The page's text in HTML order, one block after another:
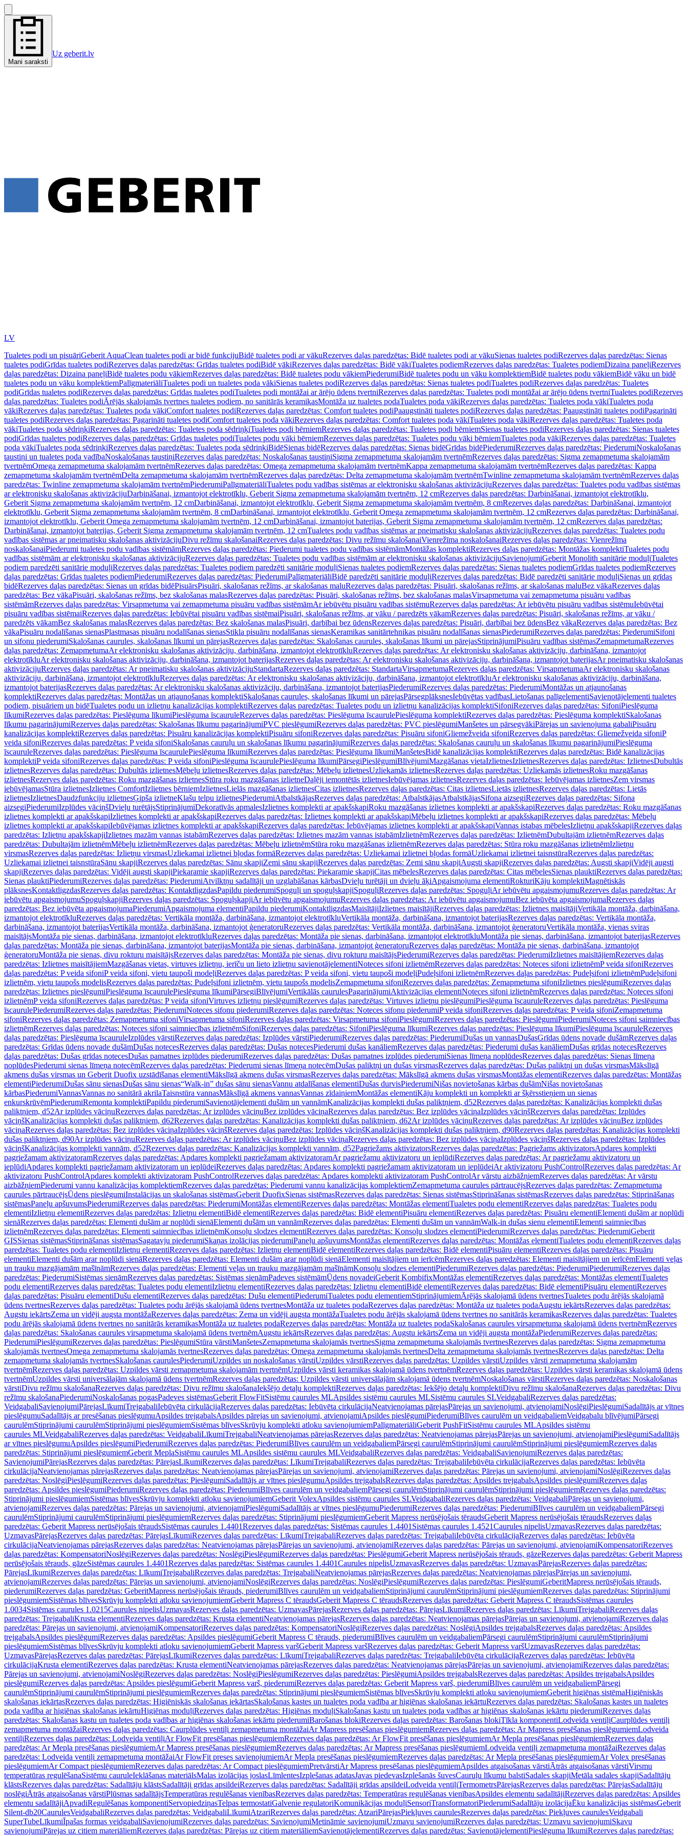
Mani saraksti
Uz geberit.lv
LV
Tualetes podi un pisuāriGeberit AquaClean tualetes podi ar bidē funkcijuBidē tualetes podi ar vākuRezerves daļas paredzētas: Bidē tualetes podi ar vākuSienas tualetes podiRezerves daļas paredzētas: Sienas
tualetes podiGrīdas tualetes podiRezerves daļas paredzētas: Grīdas tualetes podiBidē vākiRezerves daļas paredzētas: Bidē vākiTualetes podiemRezerves daļas paredzētas: Tualetes podiemDizaina paneļiRezerves
daļas paredzētas: Dizaina paneļiBidē tualetes podu vākiemRezerves daļas paredzētas: Bidē tualetes podu vākiemPiederumiBidē tualetes podu un vāku komplektiemBidē tualetes podu vākiemBidē vāku un bidē
tualetes podu un vāku komplektiemPalīgmateriāliTualetes podi un tualetes poda vākiSienas tualetes podiRezerves daļas paredzētas: Sienas tualetes podiTualetes podiRezerves daļas paredzētas: Tualetes
podiGrīdas tualetes podiRezerves daļas paredzētas: Grīdas tualetes podiTualetes podi montāžai ar ārējo ūdens tvertniRezerves daļas paredzētas: Tualetes podi montāžai ar ārējo ūdens tvertniTualetes podiRezerves
daļas paredzētas: Tualetes podiĀrējās skalojamās tvertnes tualetes podiem, no sanitārās keramikasMontāža uz tualetes podaTualetes poda vākiRezerves daļas paredzētas: Tualetes poda vākiTualetes poda
vākiRezerves daļas paredzētas: Tualetes poda vākiComfort tualetes podiRezerves daļas paredzētas: Comfort tualetes podiPaaugstināti tualetes podiRezerves daļas paredzētas: Paaugstināti tualetes podiPagarināti
tualetes podiRezerves daļas paredzētas: Pagarināti tualetes podiComfort tualetes poda vākiRezerves daļas paredzētas: Comfort tualetes poda vākiTualetes poda vākiRezerves daļas paredzētas: Tualetes poda
vākiTualetes poda sēdriņķiRezerves daļas paredzētas: Tualetes poda sēdriņķiTualetes podi bērniemRezerves daļas paredzētas: Tualetes podi bērniemSienas tualetes podiRezerves daļas paredzētas: Sienas tualetes
podiGrīdas tualetes podiRezerves daļas paredzētas: Grīdas tualetes podiTualetes podu vāki bērniemRezerves daļas paredzētas: Tualetes podu vāki bērniemTualetes poda vākiRezerves daļas paredzētas: Tualetes
poda vākiTualetes poda sēdriņķiRezerves daļas paredzētas: Tualetes poda sēdriņķiBidēSienas bidēRezerves daļas paredzētas: Sienas bidēGrīdas bidēPiederumiRezerves daļas paredzētas: PiederumiNoskalošanas
taustiņi un tualetes poda vadībaNoskalošanas taustiņiRezerves daļas paredzētas: Noskalošanas taustiņiSigma zemapmetuma skalojamām tvertnēmRezerves daļas paredzētas: Sigma zemapmetuma skalojamām
tvertnēmOmega zemapmetuma skalojamām tvertnēmRezerves daļas paredzētas: Omega zemapmetuma skalojamām tvertnēmKappa zemapmetuma skalojamām tvertnēmRezerves daļas paredzētas: Kappa
zemapmetuma skalojamām tvertnēmDelta zemapmetuma skalojamām tvertnēmRezerves daļas paredzētas: Delta zemapmetuma skalojamām tvertnēmTwinline zemapmetuma skalojamām tvertnēmRezerves daļas
paredzētas: Twinline zemapmetuma skalojamām tvertnēmPiederumiPalīgmateriāliTualetes podu vadības sistēmas ar elektronisku skalošanas aktivizācijuRezerves daļas paredzētas: Tualetes podu vadības sistēmas
ar elektronisku skalošanas aktivizācijuDarbināšanai, izmantojot elektrotīklu, Geberit Sigma zemapmetuma skalojamām tvertnēm, 12 cmRezerves daļas paredzētas: Darbināšanai, izmantojot elektrotīklu,
Geberit Sigma zemapmetuma skalojamām tvertnēm, 12 cmDarbināšanai, izmantojot elektrotīklu, Geberit Sigma zemapmetuma skalojamām tvertnēm, 8 cmRezerves daļas paredzētas: Darbināšanai, izmantojot
elektrotīklu, Geberit Sigma zemapmetuma skalojamām tvertnēm, 8 cmDarbināšanai, izmantojot elektrotīklu, Geberit Omega zemapmetuma skalojamām tvertnēm, 12 cmRezerves daļas paredzētas: Darbināšanai,
izmantojot elektrotīklu, Geberit Omega zemapmetuma skalojamām tvertnēm, 12 cmDarbināšanai, izmantojot baterijas, Geberit Sigma zemapmetuma skalojamām tvertnēm, 12 cmRezerves daļas paredzētas:
Darbināšanai, izmantojot baterijas, Geberit Sigma zemapmetuma skalojamām tvertnēm, 12 cmTualetes podu vadības sistēmas ar pneimatisku skalošanas aktivizācijuRezerves daļas paredzētas: Tualetes podu
vadības sistēmas ar pneimatisku skalošanas aktivizācijuDivu režīmu skalošanaiRezerves daļas paredzētas: Divu režīmu skalošanaiVienrežīma noskalošanaiRezerves daļas paredzētas: Vienrežīma
noskalošanaiPiederumi tualetes podu vadības sistēmāmRezerves daļas paredzētas: Piederumi tualetes podu vadības sistēmāmMontāžas komplektiRezerves daļas paredzētas: Montāžas komplektiTualetes podu
vadības sistēmām ar elektronisku skalošanas aktivizācijuRezerves daļas paredzētas: Tualetes podu vadības sistēmām ar elektronisku skalošanas aktivizācijuSavienojumiGeberit Monolith sanitārie moduļiTualetes
podiem paredzēti sanitārie moduļiRezerves daļas paredzētas: Tualetes podiem paredzēti sanitārie moduļiSienas tualetes podiemRezerves daļas paredzētas: Sienas tualetes podiemGrīdas tualetes podiemRezerves
daļas paredzētas: Grīdas tualetes podiemPiederumiRezerves daļas paredzētas: PiederumiPalīgmateriāliBidē paredzēti sanitārie moduļiRezerves daļas paredzētas: Bidē paredzēti sanitārie moduļiSienas un grīdas
bidēRezerves daļas paredzētas: Sienas un grīdas bidēPisuārsPisuāri, skalošanas režīms, ar skalošanas maluRezerves daļas paredzētas: Pisuāri, skalošanas režīms, ar skalošanas maluBez vākaRezerves daļas
paredzētas: Bez vākaPisuāri, skalošanas režīms, bez skalošanas malasRezerves daļas paredzētas: Pisuāri, skalošanas režīms, bez skalošanas malasVirsapmetuma vai zemapmetuma pisuāru vadības
sistēmāmRezerves daļas paredzētas: Virsapmetuma vai zemapmetuma pisuāru vadības sistēmāmAr iebūvētu pisuāru vadības sistēmuRezerves daļas paredzētas: Ar iebūvētu pisuāru vadības sistēmuIebūvētai
pisuāru vadības sistēmaiRezerves daļas paredzētas: Iebūvētai pisuāru vadības sistēmaiPisuāri, skalošanas režīms, ar vāku / paredzēts vākamRezerves daļas paredzētas: Pisuāri, skalošanas režīms, ar vāku /
paredzēts vākamBez skalošanas malasRezerves daļas paredzētas: Bez skalošanas malasPisuāri, darbībai bez ūdensRezerves daļas paredzētas: Pisuāri, darbībai bez ūdensBez vākaRezerves daļas paredzētas: Bez
vākaPisuāru nodalīšanas sienasPlastmasas pisuāru nodalīšanas sienasStikla pisuāru nodalīšanas sienasKeramikas sanitārtehnikas pisuāru nodalīšanas sienasPiederumiRezerves daļas paredzētas: PiederumiSifoni
un sifonu piederumiSkalošanas caurules, skalošanas līkumi un pārejasRezerves daļas paredzētas: Skalošanas caurules, skalošanas līkumi un pārejasStiprinājumiPisuāru vadības sistēmasZemapmetumaRezerves
daļas paredzētas: ZemapmetumaAr elektronisku skalošanas aktivizāciju, darbināšana, izmantojot elektrotīkluRezerves daļas paredzētas: Ar elektronisku skalošanas aktivizāciju, darbināšana, izmantojot
elektrotīkluAr elektronisku skalošanas aktivizāciju, darbināšana, izmantojot baterijasRezerves daļas paredzētas: Ar elektronisku skalošanas aktivizāciju, darbināšana, izmantojot baterijasAr pneimatisku skalošanas
aktivizācijuRezerves daļas paredzētas: Ar pneimatisku skalošanas aktivizācijuStandartaRezerves daļas paredzētas: StandartaVirsapmetumaRezerves daļas paredzētas: VirsapmetumaAr elektronisku skalošanas
aktivizāciju, darbināšana, izmantojot elektrotīkluRezerves daļas paredzētas: Ar elektronisku skalošanas aktivizāciju, darbināšana, izmantojot elektrotīkluAr elektronisku skalošanas aktivizāciju, darbināšana,
izmantojot baterijasRezerves daļas paredzētas: Ar elektronisku skalošanas aktivizāciju, darbināšana, izmantojot baterijasPiederumiRezerves daļas paredzētas: PiederumiMontāžas un atjaunošanas
komplektiRezerves daļas paredzētas: Montāžas un atjaunošanas komplektiSkalošanas caurules, skalošanas līkumi un pārejasPārsegplāksnesIebūvētas vadībasLietošanas palīgelementiSavienotājelementi tualetes
podiem, pisuāriem un bidēTualetes podu un izlietņu kanalizācijas komplektiRezerves daļas paredzētas: Tualetes podu un izlietņu kanalizācijas komplektiSifoniRezerves daļas paredzētas: SifoniPieslēguma
līkumiRezerves daļas paredzētas: Pieslēguma līkumiPieslēguma īscauruleRezerves daļas paredzētas: Pieslēguma īscaurulePieslēguma komplektiRezerves daļas paredzētas: Pieslēguma komplektiSkalošanas
līkumu pagarinājumiRezerves daļas paredzētas: Skalošanas līkumu pagarinājumiPVC pieslēgumiRezerves daļas paredzētas: PVC pieslēgumiManšetes un pārsegvākiPārejas un savienojuma gabaliPisuāru
kanalizācijas komplektiRezerves daļas paredzētas: Pisuāru kanalizācijas komplektiPisuāru sifoniRezerves daļas paredzētas: Pisuāru sifoniGliemežveida sifoniRezerves daļas paredzētas: Gliemežveida sifoniP
veida sifoniRezerves daļas paredzētas: P veida sifoniSkalošanas cauruļu un skalošanas līkumu pagarinājumiRezerves daļas paredzētas: Skalošanas cauruļu un skalošanas līkumu pagarinājumiPieslēguma
īscauruleRezerves daļas paredzētas: Pieslēguma īscaurulePieslēguma līkumiRezerves daļas paredzētas: Pieslēguma līkumiManšetesBidē kanalizācijas komplektiRezerves daļas paredzētas: Bidē kanalizācijas
komplektiP veida sifoniRezerves daļas paredzētas: P veida sifoniPieslēguma īscaurulePieslēguma līkumiPārsegiPieslēgumiBlīvējumiMazgāšanas vietaIzlietnesIzlietnesRezerves daļas paredzētas: IzlietnesDubultās
izlietnesRezerves daļas paredzētas: Dubultās izlietnesMēbeļu izlietnesRezerves daļas paredzētas: Mēbeļu izlietnesUzliekamās izlietnesRezerves daļas paredzētas: Uzliekamās izlietnesRoku mazgāšanas
izlietnesRezerves daļas paredzētas: Roku mazgāšanas izlietnesStūra roku mazgāšanas izlietneDaļēji iemontētās izlietnesIebūvējamas izlietnesRezerves daļas paredzētas: Iebūvējamas izlietnesZem virsmas
iebūvējamasStūra izlietnesIzlietnes ComfortIzlietnes bērniemIzlietnesLielās mazgāšanas izlietnesCitas izlietnesRezerves daļas paredzētas: Citas izlietnesLietās izlietnesRezerves daļas paredzētas: Lietās
izlietnesIzlietnesDaudzfunkciju izlietnesĢipša izlietneKlašu telpu izlietnesPiederumiAtbalstkājasRezerves daļas paredzētas: AtbalstkājasAtbalstkājasSifona aizsegiRezerves daļas paredzētas: Sifona
aizsegiPiederumiIzplūdes vāciņšDvieļu turētājsStiprinājumiDekoratīvās apmalesIzlietnes komplekti ar apakšskapiRoku mazgāšanas izlietnes komplekti ar apakšskapiRezerves daļas paredzētas: Roku mazgāšanas
izlietnes komplekti ar apakšskapiIzlietnes komplekti ar apakšskapiRezerves daļas paredzētas: Izlietnes komplekti ar apakšskapiMēbeļu izlietnes komplekti ar apakšskapiRezerves daļas paredzētas: Mēbeļu
izlietnes komplekti ar apakšskapiIebūvējamas izlietnes komplekti ar apakšskapiRezerves daļas paredzētas: Iebūvējamas izlietnes komplekti ar apakšskapiVannas istabas mēbelesIzlietņu apakšskapjiRezerves daļas
paredzētas: Izlietņu apakšskapjiIzlietnes mazām vannas istabāmRezerves daļas paredzētas: Izlietnes mazām vannas istabāmIzlietnēmRezerves daļas paredzētas: IzlietnēmDubultajām izlietnēmRezerves daļas
paredzētas: Dubultajām izlietnēmMēbeļu izlietnēmRezerves daļas paredzētas: Mēbeļu izlietnēmStūra roku mazgāšanas izlietnēmRezerves daļas paredzētas: Stūra roku mazgāšanas izlietnēmIzlietņu
virsmasRezerves daļas paredzētas: Izlietņu virsmasUzliekamai izlietnei bļodas formāRezerves daļas paredzētas: Uzliekamai izlietnei bļodas formāUzliekamai izlietnei taisnstūraRezerves daļas paredzētas:
Uzliekamai izlietnei taisnstūraSānu skapjiRezerves daļas paredzētas: Sānu skapjiZemi sānu skapjiRezerves daļas paredzētas: Zemi sānu skapjiAugsti skapjiRezerves daļas paredzētas: Augsti skapjiVidēji augsti
skapjiRezerves daļas paredzētas: Vidēji augsti skapjiPiekaramie skapjiRezerves daļas paredzētas: Piekaramie skapjiCitas mēbelesRezerves daļas paredzētas: Citas mēbelesSienas plauktiRezerves daļas paredzētas:
Sienas plauktiPiederumiRezerves daļas paredzētas: PiederumiAtvilktņu sadalītāji un uzglabāšanas kārbasDvieļu turētāji un dvieļu āķiApgaismojuma elementiRokturiKāju komplektiMagnētiskās
plāksnesKontaktligzdasRezerves daļas paredzētas: KontaktligzdasPapildu piederumiSpoguļi un spoguļskapjiSpoguļiRezerves daļas paredzētas: SpoguļiAr iebūvētu apgaismojumuRezerves daļas paredzētas: Ar
iebūvētu apgaismojumuSpoguļskapjiRezerves daļas paredzētas: SpoguļskapjiAr iebūvētu apgaismojumuRezerves daļas paredzētas: Ar iebūvētu apgaismojumuBez iebūvēta apgaismojumaRezerves daļas
paredzētas: Bez iebūvēta apgaismojumaPiederumiApgaismojuma elementiPapildu piederumiKontaktligzdasMaisītājiIzlietnes maisītājiRezerves daļas paredzētas: Izlietnes maisītājiVertikāla montāža, darbināšana,
izmantojot elektrotīkluRezerves daļas paredzētas: Vertikāla montāža, darbināšana, izmantojot elektrotīkluVertikāla montāža, darbināšana, izmantojot baterijasRezerves daļas paredzētas: Vertikāla montāža,
darbināšana, izmantojot baterijasVertikāla montāža, darbināšana, izmantojot ģeneratoruRezerves daļas paredzētas: Vertikāla montāža, darbināšana, izmantojot ģeneratoruVertikāla montāža, vienas sviras
maisītājsMontāža pie sienas, darbināšana, izmantojot elektrotīkluRezerves daļas paredzētas: Montāža pie sienas, darbināšana, izmantojot elektrotīkluMontāža pie sienas, darbināšana, izmantojot baterijasRezerves
daļas paredzētas: Montāža pie sienas, darbināšana, izmantojot baterijasMontāža pie sienas, darbināšana, izmantojot ģeneratoruRezerves daļas paredzētas: Montāža pie sienas, darbināšana, izmantojot
ģeneratoruMontāža pie sienas, divu rokturu maisītājsRezerves daļas paredzētas: Montāža pie sienas, divu rokturu maisītājsPiederumiRezerves daļas paredzētas: PiederumiIzlietnes maisītājiemRezerves daļas
paredzētas: Izlietnes maisītājiemMazgāšanas vietas, virtuves izlietņu, ierīču un lieto izlietņu savienotājelementiNoteces sifoni izlietnēmRezerves daļas paredzētas: Noteces sifoni izlietnēmP veida sifoniRezerves
daļas paredzētas: P veida sifoniP veida sifoni, vietu taupoši modeļiRezerves daļas paredzētas: P veida sifoni, vietu taupoši modeļiPudeļsifoni izlietnēmRezerves daļas paredzētas: Pudeļsifoni izlietnēmPudeļsifoni
izlietnēm, vietu taupošs modelisRezerves daļas paredzētas: Pudeļsifoni izlietnēm, vietu taupošs modelisZemapmetuma sifoniRezerves daļas paredzētas: Zemapmetuma sifoniIzlietnes pieslēgumiRezerves daļas
paredzētas: Izlietnes pieslēgumiPieslēguma īscaurulePieslēguma līkumiPārsegiBlīvējumiVertikālās caurulesPagarinājumiAktivizācijas elementiNoteces sifoni izlietnēmRezerves daļas paredzētas: Noteces sifoni
izlietnēmP veida sifoniRezerves daļas paredzētas: P veida sifoniVirtuves izlietņu pieslēgumiRezerves daļas paredzētas: Virtuves izlietņu pieslēgumiPieslēguma īscauruleRezerves daļas paredzētas: Pieslēguma
īscaurulePiederumiRezerves daļas paredzētas: PiederumiNoteces sifonu piederumiRezerves daļas paredzētas: Noteces sifonu piederumiP veida sifoniRezerves daļas paredzētas: P veida sifoniZemapmetuma
sifoniRezerves daļas paredzētas: Zemapmetuma sifoniVirsapmetuma sifoniRezerves daļas paredzētas: Virsapmetuma sifoniPieslēgumiRezerves daļas paredzētas: PieslēgumiPiederumiNoteces sifoni saimniecības
izlietnēmRezerves daļas paredzētas: Noteces sifoni saimniecības izlietnēmSifoniRezerves daļas paredzētas: SifoniPieslēguma līkumiRezerves daļas paredzētas: Pieslēguma līkumiPieslēguma īscauruleRezerves
daļas paredzētas: Pieslēguma īscauruleIzplūdes vārstiRezerves daļas paredzētas: Izplūdes vārstiPiederumiRezerves daļas paredzētas: PiederumiDušas un vannasDušasGrīdas ūdens novade dušāmRezerves daļas
paredzētas: Grīdas ūdens novade dušāmDušas notecesRezerves daļas paredzētas: Dušas notecesPiederumi dušas kanāliemRezerves daļas paredzētas: Piederumi dušas kanāliemDušas grīdas notecesRezerves
daļas paredzētas: Dušas grīdas notecesDušas pamatnes izplūdes piederumiRezerves daļas paredzētas: Dušas pamatnes izplūdes piederumiSienas līmeņa noplūdesRezerves daļas paredzētas: Sienas līmeņa
noplūdesPiederumi sienas līmeņa notecēmRezerves daļas paredzētas: Piederumi sienas līmeņa notecēmDušas paliktņi un dušas virsmasRezerves daļas paredzētas: Dušas paliktņi un dušas virsmasMākslīgā
akmens dušas virsmas un Geberit Duofix uzstādīšanas elementiMākslīgā akmens dušas virsmasRezerves daļas paredzētas: Mākslīgā akmens dušas virsmasMontāžas elementiRezerves daļas paredzētas: Montāžas
elementiPiederumiDušas sānu sienasDušas sānu sienas“Walk-in” dušas sānu sienasVannu atdalīšanas elementiDušas durvisPiederumiNišas novietošanas kārbas dušāmNišas novietošanas
kārbasPiederumiVannasVannas no sanitārā akrilaTaisnstūra vannasMākslīgā akmens vannasVannas zīdaiņiemMontāžas elementiKāju komplekti un komplekti ar šķērsstieņiem un sienas
enkurskrūvēmPiederumiRemonta komplektiPapildu piederumiSavienotājelementi dušām un vannāmKanalizācijas komplekti dušas paliktņiem, d52Rezerves daļas paredzētas: Kanalizācijas komplekti dušas
paliktņiem, d52Ar izplūdes vāciņuRezerves daļas paredzētas: Ar izplūdes vāciņuBez izplūdes vāciņaRezerves daļas paredzētas: Bez izplūdes vāciņaIzplūdes vāciņšRezerves daļas paredzētas: Izplūdes
vāciņšKanalizācijas komplekti dušas paliktņiem, d62Rezerves daļas paredzētas: Kanalizācijas komplekti dušas paliktņiem, d62Ar izplūdes vāciņuRezerves daļas paredzētas: Ar izplūdes vāciņuBez izplūdes
vāciņaRezerves daļas paredzētas: Bez izplūdes vāciņaIzplūdes vāciņšRezerves daļas paredzētas: Izplūdes vāciņšKanalizācijas komplekti dušas paliktņiem, d90Rezerves daļas paredzētas: Kanalizācijas komplekti
dušas paliktņiem, d90Ar izplūdes vāciņuRezerves daļas paredzētas: Ar izplūdes vāciņuBez izplūdes vāciņaRezerves daļas paredzētas: Bez izplūdes vāciņaIzplūdes vāciņšRezerves daļas paredzētas: Izplūdes
vāciņšKanalizācijas komplekti vannām, d52Rezerves daļas paredzētas: Kanalizācijas komplekti vannām, d52Pagriežams aktivizatorsRezerves daļas paredzētas: Pagriežams aktivizatorsApdares komplekti
pagriežamam aktivizatoramRezerves daļas paredzētas: Apdares komplekti pagriežamam aktivizatoramAr pagriežamu aktivizatoru un ieplūdiRezerves daļas paredzētas: Ar pagriežamu aktivizatoru un
ieplūdiApdares komplekti pagriežamam aktivizatoram un ieplūdeiRezerves daļas paredzētas: Apdares komplekti pagriežamam aktivizatoram un ieplūdeiAr aktivizatoru PushControlRezerves daļas paredzētas: Ar
aktivizatoru PushControlApdares komplekti aktivizatoram PushControlRezerves daļas paredzētas: Apdares komplekti aktivizatoram PushControlAr vārstu aizbāžņiemRezerves daļas paredzētas: Ar vārstu
aizbāžņiemPiederumi vannu kanalizācijas komplektiemRezerves daļas paredzētas: Piederumi vannu kanalizācijas komplektiemZemapmetuma caurules pārtraucējsRezerves daļas paredzētas: Zemapmetuma
caurules pārtraucējsŪdens pieslēgumiInstalācijas un skalošanas sistēmasGeberit DuofixSienas sistēmasRezerves daļas paredzētas: Sienas sistēmasStiprināšanas sistēmasRezerves daļas paredzētas: Stiprināšanas
sistēmasPaneļu apšuvumsPiederumiRezerves daļas paredzētas: PiederumiMontāžas elementiRezerves daļas paredzētas: Montāžas elementiTualetes podu elementiRezerves daļas paredzētas: Tualetes podu
elementiIzlietņu elementiRezerves daļas paredzētas: Izlietņu elementiBidē elementiRezerves daļas paredzētas: Bidē elementiPisuāru elementiRezerves daļas paredzētas: Pisuāru elementiElementi dušām ar noplūdi
sienāRezerves daļas paredzētas: Elementi dušām ar noplūdi sienāElementi dušām un vannāmRezerves daļas paredzētas: Elementi dušām un vannāmWalk-in dušas sienu elementiElementi saimniecības
izlietnēmRezerves daļas paredzētas: Elementi saimniecības izlietnēmKonsoļu slodzes elementiRezerves daļas paredzētas: Konsoļu slodzes elementiPiederumiRezerves daļas paredzētas: PiederumiGeberit
GISSienas sistēmasStiprināšanas sistēmasSagatavju piederumiSkaņas izolācijas piederumiPaneļu apšuvumsMontāžas elementiRezerves daļas paredzētas: Montāžas elementiTualetes podu elementiRezerves daļas
paredzētas: Tualetes podu elementiIzlietņu elementiRezerves daļas paredzētas: Izlietņu elementiBidē elementiRezerves daļas paredzētas: Bidē elementiPisuāru elementiRezerves daļas paredzētas: Pisuāru
elementiElementi dušām arar noplūdi sienāRezerves daļas paredzētas: Elementi dušām arar noplūdi sienāElementi maisītājiem un ierīcēmRezerves daļas paredzētas: Elementi maisītājiem un ierīcēmElementi veļas
un trauku mazgājamām mašīnāmRezerves daļas paredzētas: Elementi veļas un trauku mazgājamām mašīnāmKonsoļu slodzes elementiPiederumiRezerves daļas paredzētas: PiederumiPiederumiRezerves daļas
paredzētas: PiederumiSistēmas sienāmRezerves daļas paredzētas: Sistēmas sienāmPadeves sistēmāmŪdens novadeiGeberit KombifixMontāžas elementiRezerves daļas paredzētas: Montāžas elementiTualetes
podu elementiRezerves daļas paredzētas: Tualetes podu elementiIzlietņu elementiRezerves daļas paredzētas: Izlietņu elementiBidē elementiRezerves daļas paredzētas: Bidē elementiPisuāru elementiRezerves
daļas paredzētas: Pisuāru elementiDušu elementiRezerves daļas paredzētas: Dušu elementiPiederumiTualetes podu elementiemStiprinājumiemĀrējās skalojamā ūdens tvertnesTualetes podu ārējās skalojamā
ūdens tvertnesRezerves daļas paredzētas: Tualetes podu ārējās skalojamā ūdens tvertnesMontāža uz tualetes podaRezerves daļas paredzētas: Montāža uz tualetes podaAugstu iekārtsRezerves daļas paredzētas:
Augstu iekārtsZema un vidēji augsta montāžaRezerves daļas paredzētas: Zema un vidēji augsta montāžaTualetes podu ārējās skalojamā ūdens tvertnes no sanitārās keramikasRezerves daļas paredzētas: Tualetes
podu ārējās skalojamā ūdens tvertnes no sanitārās keramikasMontāža uz tualetes podaRezerves daļas paredzētas: Montāža uz tualetes podaSkalošanas caurules virsapmetuma skalojamā ūdens tvertnēmRezerves
daļas paredzētas: Skalošanas caurules virsapmetuma skalojamā ūdens tvertnēmAugstu iekārtsRezerves daļas paredzētas: Augstu iekārtsZema un vidēji augsta montāžaPiederumiRezerves daļas paredzētas:
PiederumiPieslēgumiRezerves daļas paredzētas: PieslēgumiStūra vārstiManšetesZemapmetuma skalojamās tvertnesSigma zemapmetuma skalojamās tvertnesRezerves daļas paredzētas: Sigma zemapmetuma
skalojamās tvertnesOmega zemapmetuma skalojamās tvertnesRezerves daļas paredzētas: Omega zemapmetuma skalojamās tvertnesDelta zemapmetuma skalojamās tvertnesRezerves daļas paredzētas: Delta
zemapmetuma skalojamās tvertnesSkalošanas caurulesPiederumiUzpildes un noskalošanas vārstiUzpildes vārstiRezerves daļas paredzētas: Uzpildes vārstiUzpildes vārsti zemapmetuma skalojamām
tvertnēmRezerves daļas paredzētas: Uzpildes vārsti zemapmetuma skalojamām tvertnēmUzpildes vārsti keramikas skalojamā ūdens tvertnēmRezerves daļas paredzētas: Uzpildes vārsti keramikas skalojamā ūdens
tvertnēmUzpildes vārsti universālajām skalojamā ūdens tvertnēmRezerves daļas paredzētas: Uzpildes vārsti universālajām skalojamā ūdens tvertnēmNoskalošanas vārstiRezerves daļas paredzētas: Noskalošanas
vārstiDivu režīmu skalošanaRezerves daļas paredzētas: Divu režīmu skalošanaIekšējo detaļu komplektiRezerves daļas paredzētas: Iekšējo detaļu komplektiDivu režīmu skalošanaRezerves daļas paredzētas: Divu
režīmu skalošanaPiederumiNoskalošanas pogasPadeves sistēmasGeberit FlowFitSistēmu caurules MLApsildes sistēmu caurules MLSistēmu caurules SLVeidgabaliRezerves daļas paredzētas:
VeidgabaliSavienojumiPārejasLīkumiTrejgabaliIebūvēta cirkulācijaRezerves daļas paredzētas: Iebūvēta cirkulācijaNeatvienojamas pārejasPārejas un savienojumi, atvienojamiNoslēgiPieslēgumiSadalītājs ar vītnes
pieslēgumuSadalītājs ar presēšanas pieslēgumuApsildes trejgabalsApsildes pārejas un savienojumi, atvienojamiApsildes pieslēgumiPiederumiBlīves caurulēm un veidgabaliemVeidgabalu blīvējumiPārsegi
caurulēmStiprinājumi caurulēmStiprinājumi pieslēgumiemSistēmas blīvesSkrūvju komplekti atloku savienojumiemPalīgmateriāliGeberit PushFitSistēmu caurules MLApsildes sistēmu
caurules MLVeidgabaliRezerves daļas paredzētas: VeidgabaliLīkumiTrejgabaliNeatvienojamas pārejasRezerves daļas paredzētas: Neatvienojamas pārejasPārejas un savienojumi, atvienojamiPieslēgumiSadalītājs
ar vītnes pieslēgumuApsildes pieslēgumiPiederumiRezerves daļas paredzētas: PiederumiBlīves caurulēm un veidgabaliemPārsegi caurulēmStiprinājumi caurulēmStiprinājumi pieslēgumiemRezerves daļas
paredzētas: Stiprinājumi pieslēgumiemGeberit MeplaSistēmu caurules MLApsildes sistēmu caurules MLVeidgabaliRezerves daļas paredzētas: VeidgabaliSavienojumiRezerves daļas paredzētas:
SavienojumiPārejasRezerves daļas paredzētas: PārejasLīkumiRezerves daļas paredzētas: LīkumiTrejgabaliRezerves daļas paredzētas: TrejgabaliIebūvēta cirkulācijaRezerves daļas paredzētas: Iebūvēta
cirkulācijaNeatvienojamas pārejasRezerves daļas paredzētas: Neatvienojamas pārejasPārejas un savienojumi, atvienojamiRezerves daļas paredzētas: Pārejas un savienojumi, atvienojamiNoslēgiRezerves daļas
paredzētas: NoslēgiPieslēgumiRezerves daļas paredzētas: PieslēgumiSadalītājs ar vītnes pieslēgumuApsildes trejgabalsRezerves daļas paredzētas: Apsildes trejgabalsApsildes pieslēgumiRezerves daļas
paredzētas: Apsildes pieslēgumiPiederumiRezerves daļas paredzētas: PiederumiBlīves caurulēm un veidgabaliemPārsegi caurulēmStiprinājumi caurulēmStiprinājumi pieslēgumiemRezerves daļas paredzētas:
Stiprinājumi pieslēgumiemSistēmas blīvesSkrūvju komplekti atloku savienojumiemGeberit VolexApsildes sistēmu caurules SLVeidgabaliRezerves daļas paredzētas: VeidgabaliPārejas un savienojumi,
atvienojamiRezerves daļas paredzētas: Pārejas un savienojumi, atvienojamiPieslēgumiSadalītājs ar vītnes pieslēgumuPiederumiRezerves daļas paredzētas: PiederumiBlīves caurulēm un veidgabaliemPārsegi
caurulēmStiprinājumi caurulēmStiprinājumi pieslēgumiemRezerves daļas paredzētas: Stiprinājumi pieslēgumiemGeberit Mapress nerūsējošais tēraudsGeberit Mapress nerūsējošais tēraudsRezerves daļas
paredzētas: Geberit Mapress nerūsējošais tēraudsSistēmas caurules 1.4401Rezerves daļas paredzētas: Sistēmas caurules 1.4401 Sistēmas caurules 1.4521Caurules nipelisUzmavasRezerves daļas paredzētas:
UzmavasPārejasRezerves daļas paredzētas: PārejasLīkumiRezerves daļas paredzētas: LīkumiTrejgabaliRezerves daļas paredzētas: TrejgabaliIebūvēta cirkulācijaRezerves daļas paredzētas: Iebūvēta
cirkulācijaNeatvienojamas pārejasRezerves daļas paredzētas: Neatvienojamas pārejasPārejas un savienojumi, atvienojamiRezerves daļas paredzētas: Pārejas un savienojumi, atvienojamiKompensatoriRezerves
daļas paredzētas: KompensatoriNoslēgiRezerves daļas paredzētas: NoslēgiPieslēgumiRezerves daļas paredzētas: PieslēgumiGeberit Mapress nerūsējošais tērauds, gāzeRezerves daļas paredzētas: Geberit Mapress
nerūsējošais tērauds, gāzeSistēmas caurules 1.4401Rezerves daļas paredzētas: Sistēmas caurules 1.4401Caurules nipelisUzmavasRezerves daļas paredzētas: UzmavasPārejasRezerves daļas paredzētas:
PārejasLīkumiRezerves daļas paredzētas: LīkumiTrejgabaliRezerves daļas paredzētas: TrejgabaliNeatvienojamas pārejasRezerves daļas paredzētas: Neatvienojamas pārejasPārejas un savienojumi,
atvienojamiRezerves daļas paredzētas: Pārejas un savienojumi, atvienojamiNoslēgiRezerves daļas paredzētas: NoslēgiPieslēgumiRezerves daļas paredzētas: PieslēgumiGeberitMapress nerūsējošais tērauds,
piederumiRezerves daļas paredzētas: GeberitMapress nerūsējošais tērauds, piederumiBlīves caurulēm un veidgabaliemStiprinājumi caurulēmStiprinājumi pieslēgumiemRezerves daļas paredzētas: Stiprinājumi
pieslēgumiemSistēmas blīvesSkrūvju komplekti atloku savienojumiemGeberit Mapress C tēraudsGeberit Mapress C tēraudsRezerves daļas paredzētas: Geberit Mapress C tēraudsSistēmas caurules
1.0034Sistēmas caurules 1.0215Caurules nipelisUzmavasRezerves daļas paredzētas: UzmavasPārejasRezerves daļas paredzētas: PārejasLīkumiRezerves daļas paredzētas: LīkumiTrejgabaliRezerves daļas
paredzētas: TrejgabaliKrusta elementiRezerves daļas paredzētas: Krusta elementiNeatvienojamas pārejasRezerves daļas paredzētas: Neatvienojamas pārejasPārejas un savienojumi, atvienojamiRezerves daļas
paredzētas: Pārejas un savienojumi, atvienojamiKompensatoriRezerves daļas paredzētas: KompensatoriNoslēgiRezerves daļas paredzētas: NoslēgiApsildes trejgabalsRezerves daļas paredzētas: Apsildes
trejgabalsApsildes pieslēgumiRezerves daļas paredzētas: Apsildes pieslēgumiGeberit Mapress C tērauds, piederumiBlīves caurulēm un veidgabaliemPārsegi caurulēmStiprinājumi caurulēmStiprinājumi
pieslēgumiemSistēmas blīvesSkrūvju komplekti atloku savienojumiemGeberit Mapress varšGeberit Mapress varšRezerves daļas paredzētas: Geberit Mapress varšUzmavasRezerves daļas paredzētas:
UzmavasPārejasRezerves daļas paredzētas: PārejasLīkumiRezerves daļas paredzētas: LīkumiTrejgabaliRezerves daļas paredzētas: TrejgabaliIebūvēta cirkulācijaRezerves daļas paredzētas: Iebūvēta
cirkulācijaKrusta elementiRezerves daļas paredzētas: Krusta elementiNeatvienojamas pārejasRezerves daļas paredzētas: Neatvienojamas pārejasPārejas un savienojumi, atvienojamiRezerves daļas paredzētas:
Pārejas un savienojumi, atvienojamiNoslēgiRezerves daļas paredzētas: NoslēgiPieslēgumiRezerves daļas paredzētas: PieslēgumiApsildes trejgabalsRezerves daļas paredzētas: Apsildes trejgabalsApsildes
pieslēgumiRezerves daļas paredzētas: Apsildes pieslēgumiGeberit Mapress varš, piederumiRezerves daļas paredzētas: Geberit Mapress varš, piederumiBlīves caurulēm un veidgabaliemPārsegi
caurulēmStiprinājumi caurulēmStiprinājumi pieslēgumiemRezerves daļas paredzētas: Stiprinājumi pieslēgumiemSistēmas blīvesSkrūvju komplekti atloku savienojumiemGeberit higiēnas sistēmaHigiēniskās
skalošanas iekārtasRezerves daļas paredzētas: Higiēniskās skalošanas iekārtasSkalošanas kastes un tualetes poda vadība ar higiēnas skalošanas iekārtuRezerves daļas paredzētas: Skalošanas kastes un tualetes
poda vadība ar higiēnas skalošanas iekārtuHigiēnas moduļiRezerves daļas paredzētas: Higiēnas moduļiSkalošanas kastu un tualetes poda vadības ar higiēnas skalošanas iekārtu piederumiRezerves daļas
paredzētas: Skalošanas kastu un tualetes poda vadības ar higiēnas skalošanas iekārtu piederumiBarošanas blokiRezerves daļas paredzētas: Barošanas blokiTīkla komponentiLodveida ventiļiCaurplūdes ventiļi
zemapmetuma montāžaiRezerves daļas paredzētas: Caurplūdes ventiļi zemapmetuma montāžaiAr Mapress presēšanas pieslēgumiemRezerves daļas paredzētas: Ar Mapress presēšanas pieslēgumiemLodveida
ventiļiRezerves daļas paredzētas: Lodveida ventiļiAr FlowFit presēšanas pieslēgumiemRezerves daļas paredzētas: Ar FlowFit presēšanas pieslēgumiemAr Mepla presēšanas pieslēgumiemRezerves daļas
paredzētas: Ar Mepla presēšanas pieslēgumiemAr Mapress presēšanas pieslēgumiemRezerves daļas paredzētas: Ar Mapress presēšanas pieslēgumiemLodveida ventiļi zemapmetuma montāžaiRezerves daļas
paredzētas: Lodveida ventiļi zemapmetuma montāžaiAr FlowFit preses savienojumiemAr Mepla presēšanas pieslēgumiemRezerves daļas paredzētas: Ar Mepla presēšanas pieslēgumiemAr Volex presēšanas
pieslēgumiemAr Compact pieslēgumiemRezerves daļas paredzētas: Ar Compact pieslēgumiemPretvārstiAr Mapress presēšanas pieslēgumiemApsildes atgaisošanas vārstiĀtrās atgaisošanas vārstiVirsmu
temperatūras regulēšanaSistēmu cauruleIeklāšanas materiālsMalas izolācijas joslasLīmlentesIzplešanas adatasJavas piedevasIzplešanās šuvesCauruļu līkumu balstiSadales skapjiMetāla sadales skapjiSadalītāju
klāstsRezerves daļas paredzētas: Sadalītāju klāstsSadalītāji grīdas apsildeiRezerves daļas paredzētas: Sadalītāji grīdas apsildeiLodveida ventiļiTermometrsPārejasRezerves daļas paredzētas: PārejasSadalītāju
noslēgiĀtrās atgaisošanas vārstiPlūsmas sadalītājsTemperatūras regulēšanas vienībasRezerves daļas paredzētas: Temperatūras regulēšanas vienībasApsildes elementu sadalītājiRezerves daļas paredzētas: Apsildes
elementu sadalītājiApvadiRegulēšanas komponentiServopiedziņasTelpas termostatiGalvenie regulatoriKomunikācijas moduļiSensoriTransformatoriPiederumiSadalītāju izolācijaĒku kanalizācijas sistēmasGeberit
Silent-db20CaurulesVeidgabaliRezerves daļas paredzētas: VeidgabaliLīkumiAtzariRezerves daļas paredzētas: AtzariPārejasPiekļuves caurulesRezerves daļas paredzētas: Piekļuves caurulesVeidgabali
SuperTubeLīkumiĪpašas formas veidgabaliSavienojumiRezerves daļas paredzētas: SavienojumiMetināmie savienojumiUzmavu savienojumiRezerves daļas paredzētas: Uzmavu savienojumiSkavu
savienojumiPārejas uz citiem materiāliemRezerves daļas paredzētas: Pārejas uz citiem materiāliemSavienotājelementiRezerves daļas paredzētas: SavienotājelementiPieslēguma līkumiRezerves daļas paredzētas: